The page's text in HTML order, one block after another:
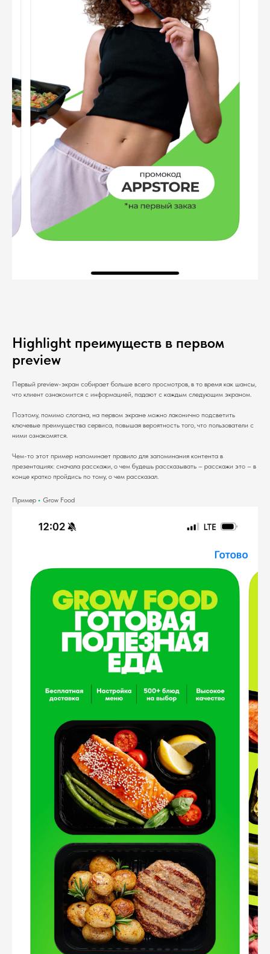
Highlight преимуществ в первом
preview
Первый preview-экран собирает больше всего просмотров, в то время как шансы,
что клиент ознакомится с информацией, падают с каждым следующим экраном.
Поэтому, помимо слогана, на первом экране можно лаконично подсветить
ключевые преимущества сервиса, повышая вероятность того, что пользователи с
ними ознакомятся.
Чем-то этот пример напоминает правило для запоминания контента в
презентациях: сначала расскажи, о чем будешь рассказывать – расскажи это – в
конце кратко пройдись по тому, о чем рассказал.
Пример • Grow Food